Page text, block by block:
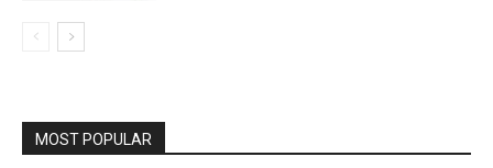
MOST POPULAR